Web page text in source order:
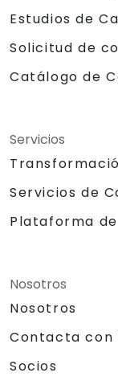
Estudios de
Solicitud de
Catálogo de
Servicios
Servicios de
Plataforma
Nosotros
Nosotros
Contacta con
Socios